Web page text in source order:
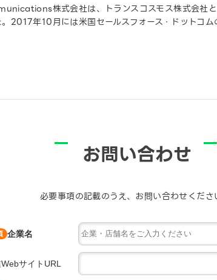
株式会社は、トランスコスモス株式会社と
2017年10月には米国セールスフォース・ドットコ
お問い合わせ
必要事項の記載のうえ、お問い合わせくださ
企業名
サイトURL